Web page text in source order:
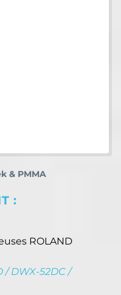
& PMMA
:
ROLAND
/ DWX-52DC /